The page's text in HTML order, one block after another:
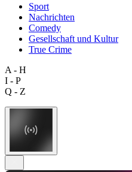
Sport
Nachrichten
Comedy
Gesellschaft und Kultur
True Crime
A - H
I - P
Q - Z